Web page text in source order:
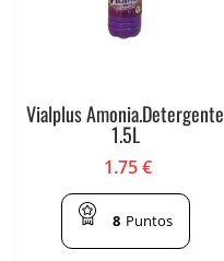
Vialplus Amonia.Detergente
1.5L
1.75€
8 Puntos